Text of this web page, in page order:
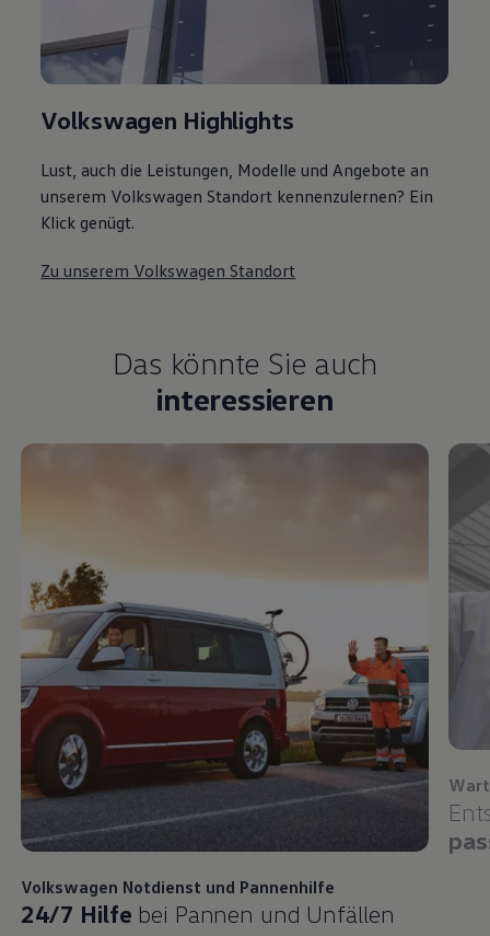
Volkswagen Highlights
Lust, auch die Leistungen, Modelle und Angebote an
unserem Volkswagen Standort kennenzulernen? Ein
Klick genügt.
Zu unserem Volkswagen Standort
Das könnte Sie auch
interessieren
Volkswagen Notdienst und Pannenhilfe
24/7 Hilfe bei Pannen und Unfällen